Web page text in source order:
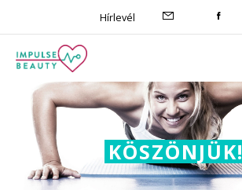
Hírlevél
KÖSZÖNJÜK!